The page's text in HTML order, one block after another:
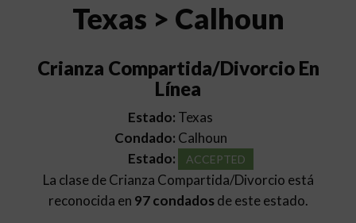
Texas > Calhoun
Crianza Compartida/Divorcio En
Línea
Estado: Texas
Condado: Calhoun
Estado:
ACCEPTED
La clase de Crianza Compartida/Divorcio está
reconocida en 97 condadosde este estado.